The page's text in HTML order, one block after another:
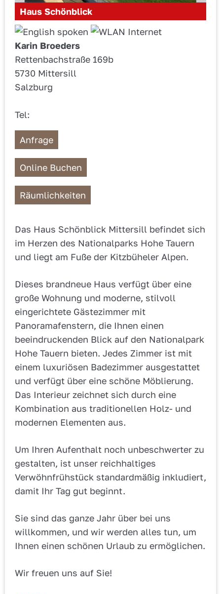
Haus Schönblick
Karin Broeders
Rettenbachstraße 169b
5730 Mittersill
Salzburg
Tel:
Anfrage
Online Buchen
Räumlichkeiten
Das Haus Schönblick Mittersill befindet sich
im Herzen des Nationalparks Hohe Tauern
und liegt am Fuße der Kitzbüheler Alpen.
Dieses brandneue Haus verfügt über eine
große Wohnung und moderne, stilvoll
eingerichtete Gästezimmer mit
Panoramafenstern, die Ihnen einen
beeindruckenden Blick auf den Nationalpark
Hohe Tauern bieten. Jedes Zimmer ist mit
einem luxuriösen Badezimmer ausgestattet
und verfügt über eine schöne Möblierung.
Das Interieur zeichnet sich durch eine
Kombination aus traditionellen Holz- und
modernen Elementen aus.
Um Ihren Aufenthalt noch unbeschwerter zu
gestalten, ist unser reichhaltiges
Verwöhnfrühstück standardmäßig inkludiert,
damit Ihr Tag gut beginnt.
Sie sind das ganze Jahr über bei uns
willkommen, und wir werden alles tun, um
Ihnen einen schönen Urlaub zu ermöglichen.
Wir freuen uns auf Sie!